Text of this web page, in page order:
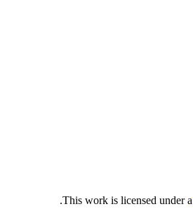
This work is licensed under a
.